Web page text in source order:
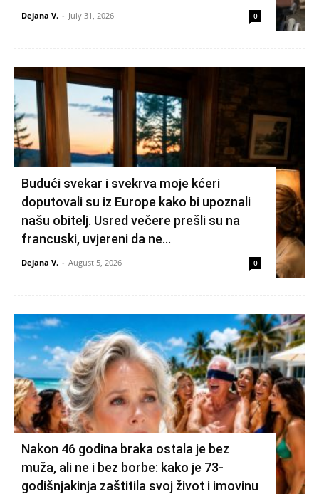
Dejana V. - July 31, 2026 0
Budući svekar i svekrva moje kćeri
doputovali su iz Europe kako bi upoznali
našu obitelj. Usred večere prešli su na
francuski, uvjereni da ne...
Dejana V. - August 5, 2026 0
Nakon 46 godina braka ostala je bez
muža, ali ne i bez borbe: kako je 73-
godišnjakinja zaštitila svoj život i imovinu